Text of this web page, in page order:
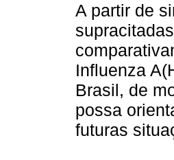
A partir de
Influenza
Brasil, de
possa
futuras